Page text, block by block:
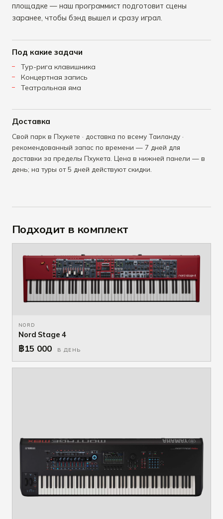
площадке — наш программист подготовит сцены
заранее, чтобы бэнд вышел и сразу играл.
Под какие задачи
Тур-рига клавишника
Концертная запись
Театральная яма
Доставка
Свой парк в Пхукете · доставка по всему Таиланду ·
рекомендованный запас по времени — 7 дней для
доставки за пределы Пхукета. Цена в нижней панели — в
день; на туры от 5 дней действуют скидки.
Подходит в комплект
NORD
Nord Stage 4
฿15 000 В ДЕНЬ